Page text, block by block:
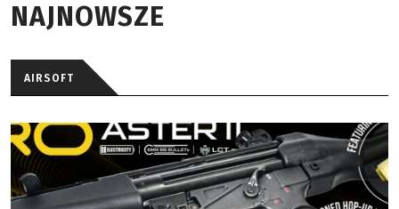
NAJNOWSZE
AIRSOFT